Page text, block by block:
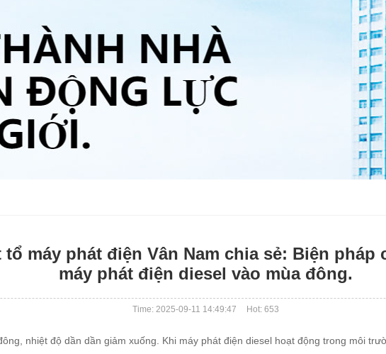
tổ máy phát điện Vân Nam chia sẻ: Biện
máy phát điện diesel vào mùa đông.
Time: 2025-09-11 14:49:47 Hot: 653
nhiệt độ dần dần giảm xuống. Khi máy phát điện diesel hoạt động trong môi